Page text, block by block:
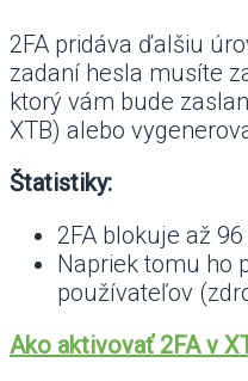
2FA pridáva ďalšiu
zadaní hesla musíte
ktorý vám bude
XTB) alebo
Štatistiky:
2FA blokuje až
Napriek tomu ho
používateľov
Ako aktivovať 2FA v